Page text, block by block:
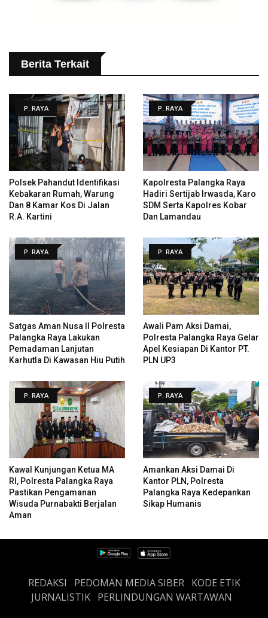
Berita Terkait
P. RAYA
Polsek Pahandut Identifikasi
Kebakaran Rumah, Warung
Dan 8 Kamar Kos Di Jalan
R.A. Kartini
P. RAYA
Kapolresta Palangka Raya
Hadiri Sertijab Irwasda, Karo
SDM Serta Kapolres Kobar
Dan Lamandau
P. RAYA
Satgas Aman Nusa II Polresta
Palangka Raya Lakukan
Pemadaman Lanjutan
Karhutla Di Kawasan Hiu Putih
P. RAYA
Awali Pam Aksi Damai,
Polresta Palangka Raya Gelar
Apel Kesiapan Di Kantor PT.
PLN UP3
P. RAYA
Kawal Kunjungan Ketua MA
RI, Polresta Palangka Raya
Pastikan Pengamanan
Wisuda Purnabakti Berjalan
Aman
P. RAYA
Amankan Aksi Damai Di
Kantor PLN, Polresta
Palangka Raya Kedepankan
Sikap Humanis
REDAKSI PEDOMAN MEDIA SIBER
KODE ETIK
JURNALISTIK PERLINDUNGAN WARTAWAN